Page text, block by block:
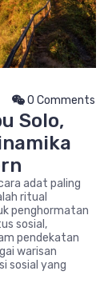
0 Comments
Solo,
adat paling
ritual
penghormatan
sosial,
pendekatan
warisan
sosial yang